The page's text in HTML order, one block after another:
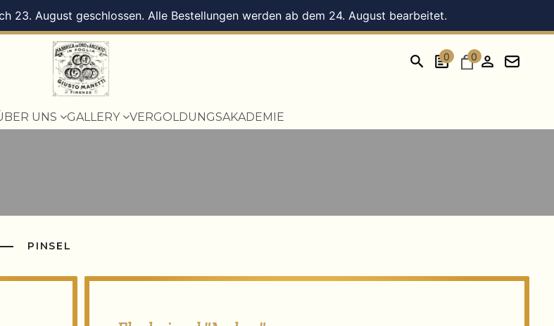
23. August geschlossen. Alle Bestellungen werden ab dem 24. August bearbeitet.
0 0
UNS GALLERY VERGOLDUNGSAKADEMIE
PINSEL